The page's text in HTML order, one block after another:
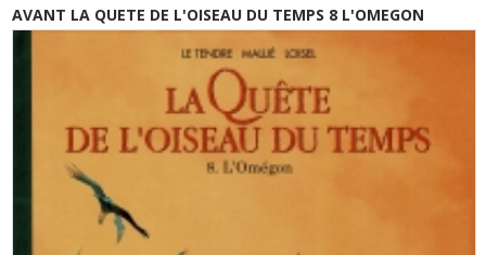
AVANT LA QUETE DE L'OISEAU DU TEMPS 8 L'OMEGON